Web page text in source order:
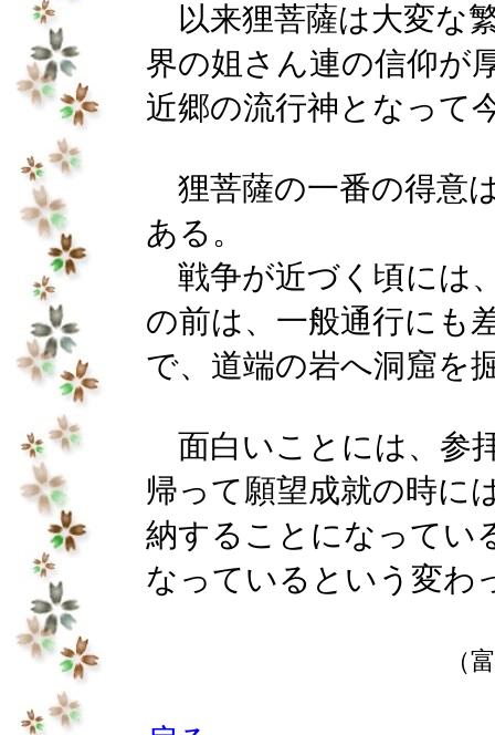
以来狸菩薩は大変な
界の姐さん連の信仰が
近郷の流行神となって
狸菩薩の一番の得意
ある。
戦争が近づく頃には
の前は、一般通行にも
で、道端の岩へ洞窟を
面白いことには、参
帰って願望成就の時に
納することになってい
なっているという変わ
（